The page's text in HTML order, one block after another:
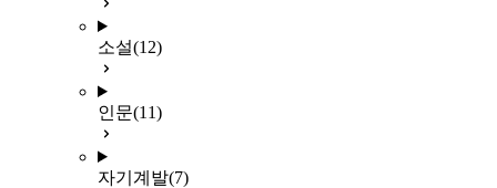
소설(12)
인문(11)
자기계발(7)